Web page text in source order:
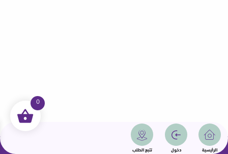
الرئيسية دخول تتبع الطلب
جميع الحقوق محفوظة | سمامة 2025 | دولة قطر
0